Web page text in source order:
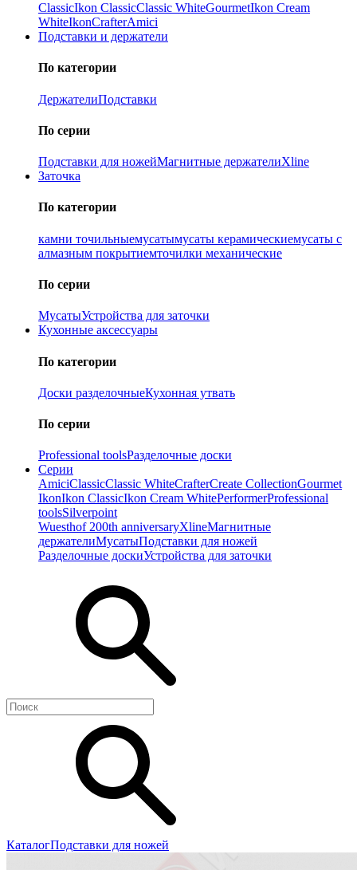
ClassicIkon ClassiсClassic WhiteGourmetIkon Cream
WhiteIkonCrafterAmici
Подставки и держатели
По категории
ДержателиПодставки
По серии
Подставки для ножейМагнитные держателиXline
Заточка
По категории
камни точильныемусатымусаты керамическиемусаты с
алмазным покрытиемточилки механические
По серии
МусатыУстройства для заточки
Кухонные аксессуары
По категории
Доски разделочныеКухонная утвать
По серии
Professional toolsРазделочные доски
Серии
AmiciClassicClassic WhiteCrafterCreate CollectionGourmet
IkonIkon ClassiсIkon Cream WhitePerformerProfessional
toolsSilverpoint
Wuesthof 200th anniversaryXlineМагнитные
держателиМусатыПодставки для ножей
Разделочные доскиУстройства для заточки
КаталогПодставки для ножей